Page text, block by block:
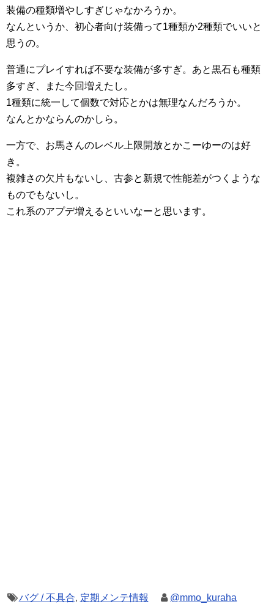
装備の種類増やしすぎじゃなかろうか。
なんというか、初心者向け装備って1種類か2種類でいいと
思うの。
普通にプレイすれば不要な装備が多すぎ。あと黒石も種類
多すぎ、また今回増えたし。
1種類に統一して個数で対応とかは無理なんだろうか。
なんとかならんのかしら。
一方で、お馬さんのレベル上限開放とかこーゆーのは好
き。
複雑さの欠片もないし、古参と新規で性能差がつくような
ものでもないし。
これ系のアプデ増えるといいなーと思います。
バグ / 不具合, 定期メンテ情報 @mmo_kuraha